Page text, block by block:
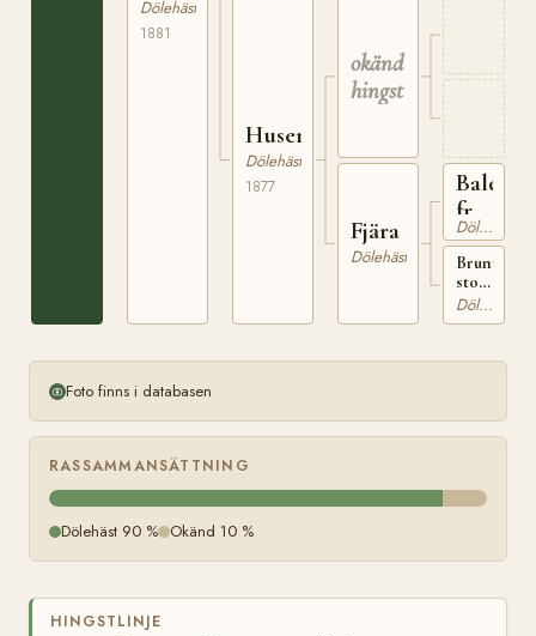
Dölehäst
1881
Huserbruna
Dölehäst
1877
okänd
hingst
Fjära
Dölehäst
Balder
från
Veggem
Dölehäst
Brunt
sto
född
1866
Veggem
Dölehäst
Foto finns i databasen
RASSAMMANSÄTTNING
Dölehäst 90 % Okänd 10 %
HINGSTLINJE